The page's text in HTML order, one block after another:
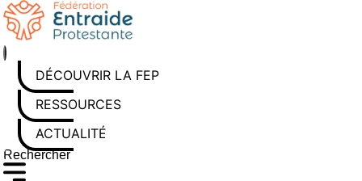
Aller
au
contenu
DÉCOUVRIR LA FEP
RESSOURCES
ACTUALITÉS
Rechercher sur le site
Saisissez au moins 3 caractères pour lancer la recherche